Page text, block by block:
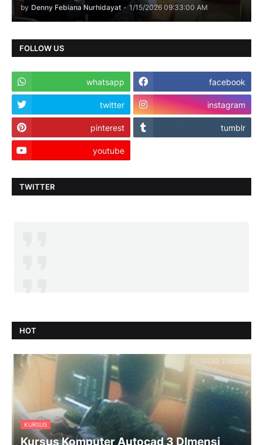
by Denny Febiana Nurhidayat - 1/15/2026 09:33:00 AM
FOLLOW US
whatsapp facebook
twitter instagram
pinterest tumblr
youtube
TWITTER
HOT
KURSUS
Kursus Komputer Autocad 3 DImensi